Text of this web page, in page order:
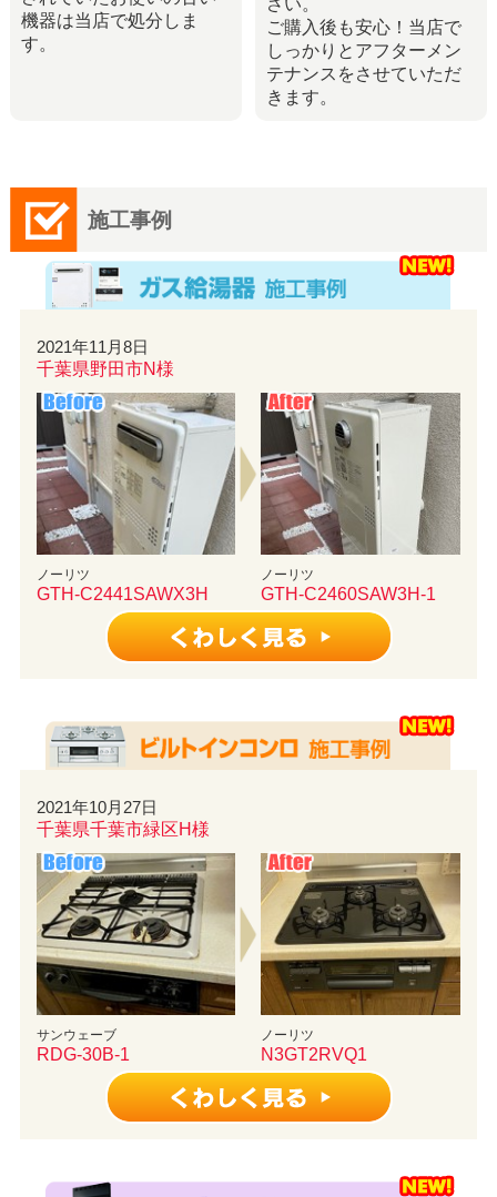
機器は当店で処分しま
す。
さい。
ご購入後も安心！当店で
しっかりとアフターメン
テナンスをさせていただ
きます。
施工事例
2021年11月8日
千葉県野田市N様
ノーリツ
GTH-C2441SAWX3H
ノーリツ
GTH-C2460SAW3H-1
2021年10月27日
千葉県千葉市緑区H様
サンウェーブ
RDG-30B-1
ノーリツ
N3GT2RVQ1